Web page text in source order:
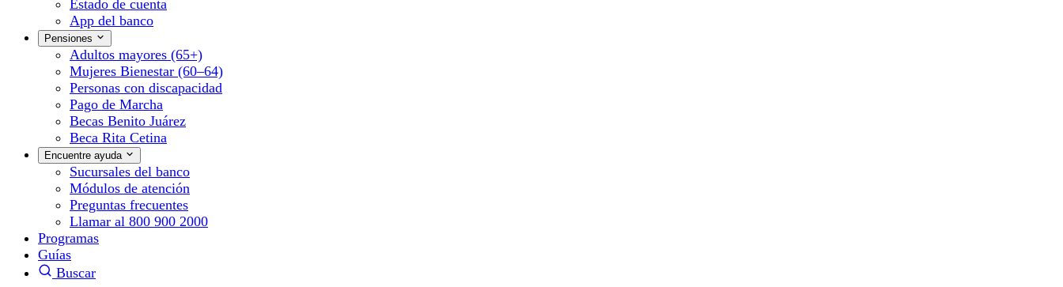
Estado de cuenta
App del banco
Pensiones
Adultos mayores (65+)
Mujeres Bienestar (60–64)
Personas con discapacidad
Pago de Marcha
Becas Benito Juárez
Beca Rita Cetina
Encuentre ayuda
Sucursales del banco
Módulos de atención
Preguntas frecuentes
Llamar al 800 900 2000
Programas
Guías
Buscar